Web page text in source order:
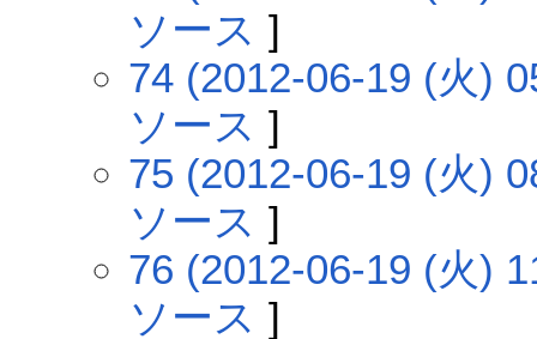
ソース ]
74 (2012-06-19 (火)
ソース ]
75 (2012-06-19 (火)
ソース ]
76 (2012-06-19 (火)
ソース ]